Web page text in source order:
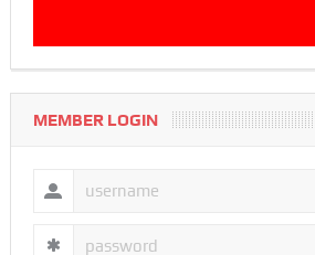
MEMBER LOGIN